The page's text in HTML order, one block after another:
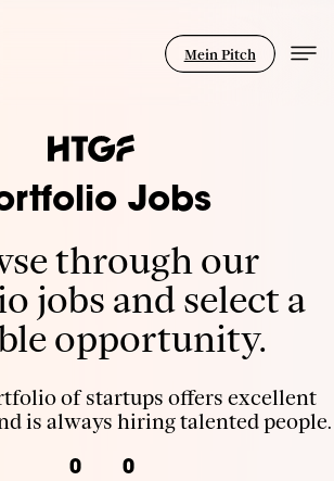
Mein Pitch
Jobs
through our
jobs and select a
opportunity.
of startups offers excellent
is always hiring talented people.
0 0